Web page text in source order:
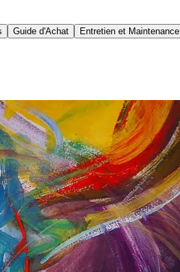
Guide d'Achat Entretien et Maintenance